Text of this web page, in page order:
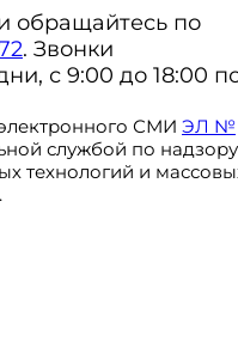
обращайтесь по
. Звонки
с 9:00 до 18:00
СМИ ЭЛ №
службой по надзору
технологий и